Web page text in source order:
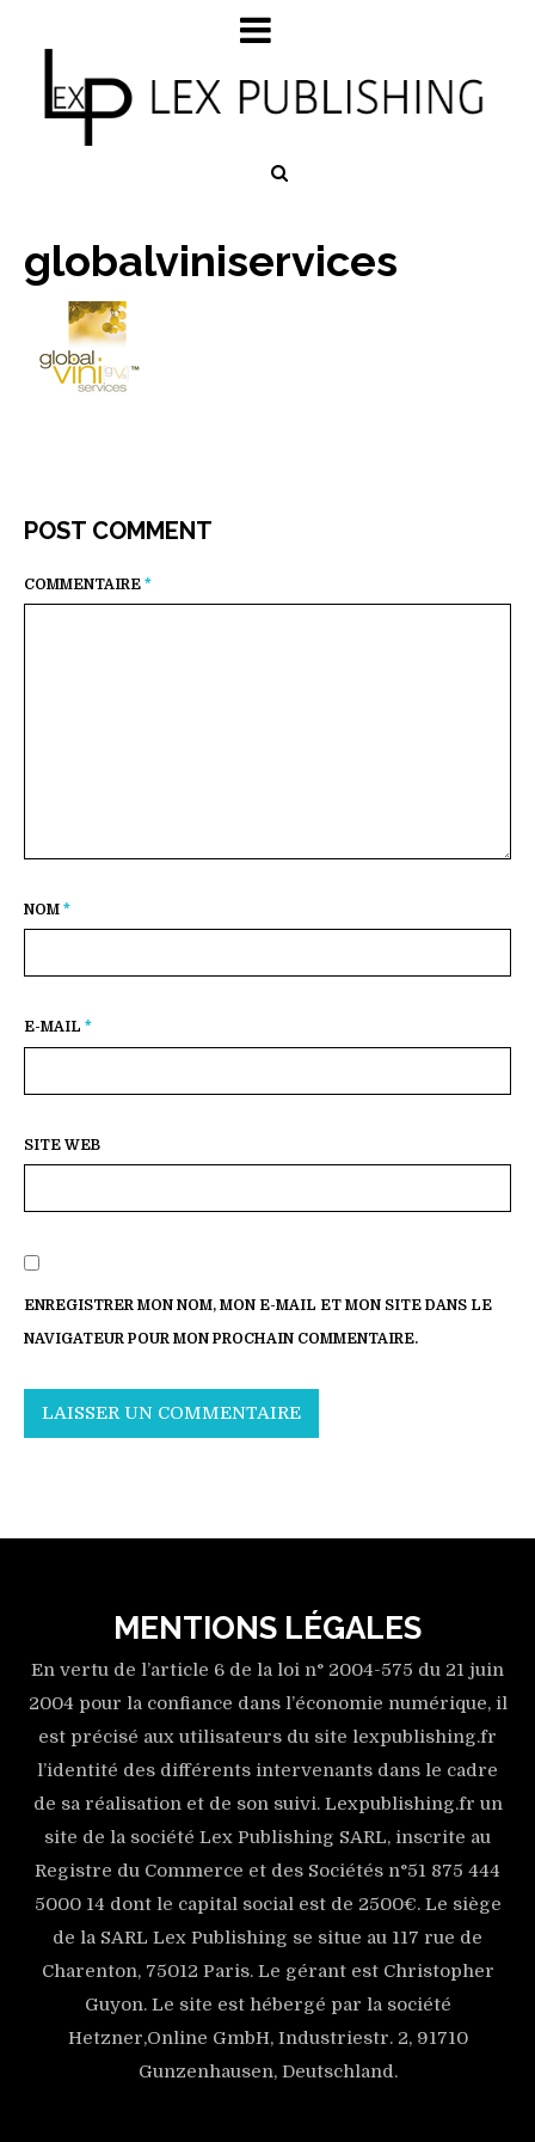
globalviniservices
POST COMMENT
COMMENTAIRE *
NOM *
E-MAIL *
SITE WEB
ENREGISTRER MON NOM, MON E-MAIL ET MON SITE DANS LE
NAVIGATEUR POUR MON PROCHAIN COMMENTAIRE.
MENTIONS LÉGALES
En vertu de l’article 6 de la loi n° 2004-575 du 21 juin
2004 pour la confiance dans l’économie numérique, il
est précisé aux utilisateurs du site lexpublishing.fr
l’identité des différents intervenants dans le cadre
de sa réalisation et de son suivi. Lexpublishing.fr un
site de la société Lex Publishing SARL, inscrite au
Registre du Commerce et des Sociétés n°51 875 444
5000 14 dont le capital social est de 2500€. Le siège
de la SARL Lex Publishing se situe au 117 rue de
Charenton, 75012 Paris. Le gérant est Christopher
Guyon. Le site est hébergé par la société
Hetzner,Online GmbH, Industriestr. 2, 91710
Gunzenhausen, Deutschland.